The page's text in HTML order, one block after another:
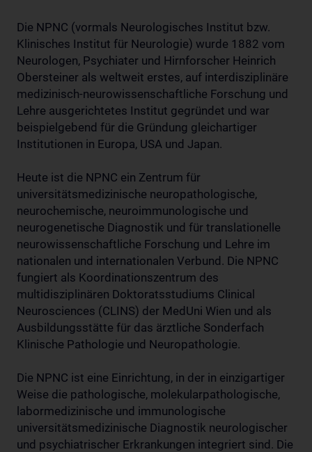
Die NPNC (vormals Neurologisches Institut bzw.
Klinisches Institut für Neurologie) wurde 1882 vom
Neurologen, Psychiater und Hirnforscher Heinrich
Obersteiner als weltweit erstes, auf interdisziplinäre
medizinisch-neurowissenschaftliche Forschung und
Lehre ausgerichtetes Institut gegründet und war
beispielgebend für die Gründung gleichartiger
Institutionen in Europa, USA und Japan.
Heute ist die NPNC ein Zentrum für
universitätsmedizinische neuropathologische,
neurochemische, neuroimmunologische und
neurogenetische Diagnostik und für translationelle
neurowissenschaftliche Forschung und Lehre im
nationalen und internationalen Verbund. Die NPNC
fungiert als Koordinationszentrum des
multidisziplinären Doktoratsstudiums Clinical
Neurosciences (CLINS) der MedUni Wien und als
Ausbildungsstätte für das ärztliche Sonderfach
Klinische Pathologie und Neuropathologie.
Die NPNC ist eine Einrichtung, in der in einzigartiger
Weise die pathologische, molekularpathologische,
labormedizinische und immunologische
universitätsmedizinische Diagnostik neurologischer
und psychiatrischer Erkrankungen integriert sind. Die